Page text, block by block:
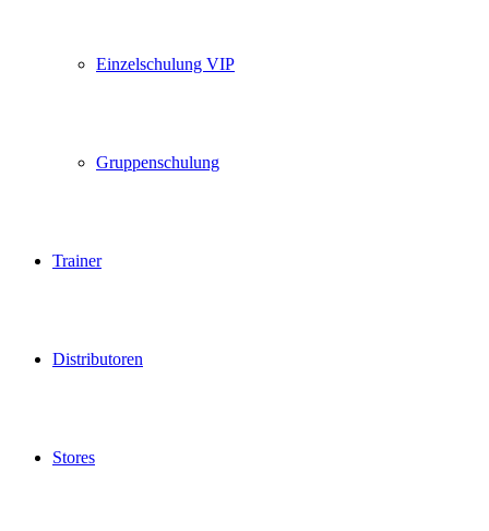
Einzelschulung VIP
Gruppenschulung
Trainer
Distributoren
Stores